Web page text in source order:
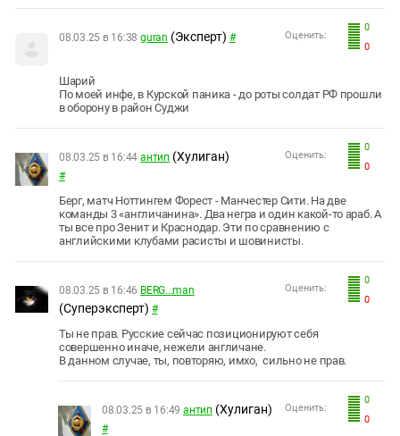
0
0
Оценить:
08.03.25 в 16:38 guran (Эксперт) #
Шарий
По моей инфе, в Курской паника - до роты солдат РФ прошли
в оборону в район Суджи
0
0
Оценить:
08.03.25 в 16:44 антип (Хулиган)
#
Берг, матч Ноттингем Форест - Манчестер Сити. На две
команды 3 «англичанина». Два негра и один какой-то араб. А
ты все про Зенит и Краснодар. Эти по сравнению с
английскими клубами расисты и шовинисты.
0
0
Оценить:
08.03.25 в 16:46 BERG...man
(Суперэксперт) #
Ты не прав. Русские сейчас позиционируют себя
совершенно иначе, нежели англичане.
В данном случае, ты, повторяю, имхо, сильно не прав.
0
0
Оценить:
08.03.25 в 16:49 антип (Хулиган)
#